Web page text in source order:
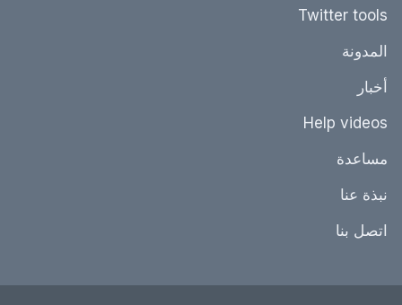
Twitter tools
المدونة
أخبار
Help videos
مساعدة
نبذة عنا
اتصل بنا